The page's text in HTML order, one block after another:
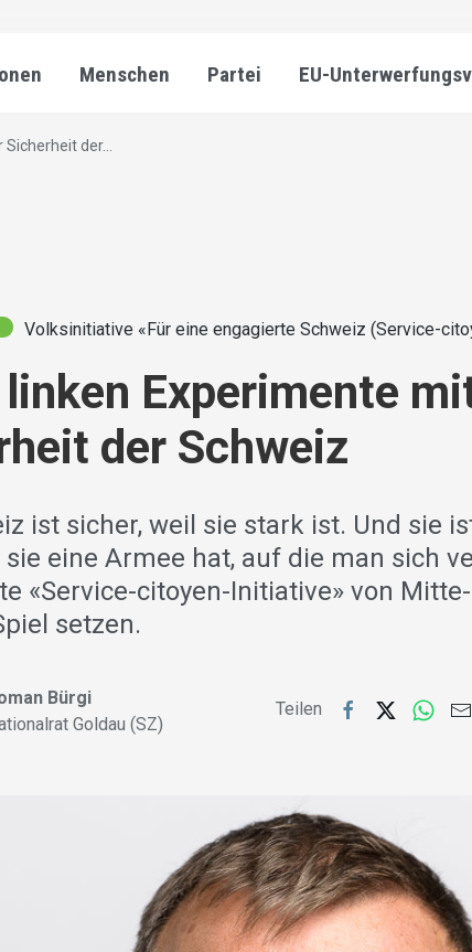
Menschen Partei EU-
der...
Volksinitiative «Für eine engagierte Schweiz (Service-
linken Experimente
der Schweiz
ist sicher, weil sie stark ist. Und sie
eine Armee hat, auf die man sich
«Service-citoyen-Initiative» von
setzen.
Bürgi
Goldau (SZ)
Teilen